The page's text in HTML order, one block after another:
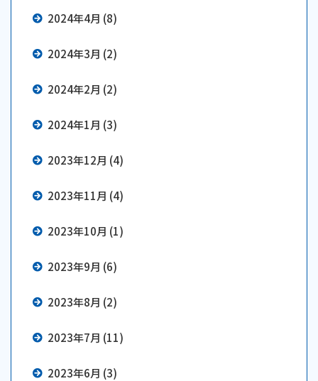
2024年4月 (8)
2024年3月 (2)
2024年2月 (2)
2024年1月 (3)
2023年12月 (4)
2023年11月 (4)
2023年10月 (1)
2023年9月 (6)
2023年8月 (2)
2023年7月 (11)
2023年6月 (3)